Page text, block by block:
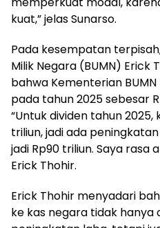
kuat,” jelas Sunarso.
Pada kesempatan
Milik Negara (BUMN) Erick
bahwa Kementerian
pada tahun 2025 sebesar
“Untuk dividen tahun
triliun, jadi ada
jadi Rp90 triliun. Saya rasa
Erick Thohir.
Erick Thohir menyadari
ke kas negara tidak hanya